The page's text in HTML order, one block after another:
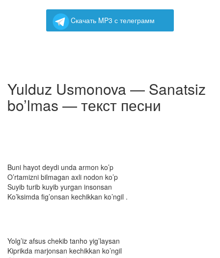
Cкачать MP3 с телеграмм
Yulduz Usmonova — Sanatsiz
bo’lmas — текст песни
Buni hayot deydi unda armon ko’p
O’rtamizni bilmagan axli nodon ko’p
Suyib turib kuyib yurgan insonsan
Ko’ksimda fig’onsan kechikkan ko’ngil .
Yolg’iz afsus chekib tanho yig’laysan
Kiprikda marjonsan kechikkan ko’ngil